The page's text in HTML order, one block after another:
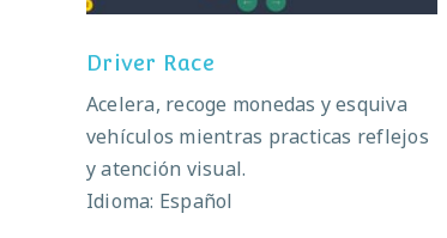
Driver Race
Acelera, recoge monedas y esquiva
vehículos mientras practicas reflejos
y atención visual.
Idioma: Español